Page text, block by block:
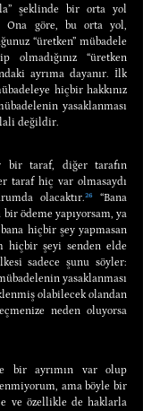
şeklinde bir orta yol
Ona göre, bu orta yol,
“üretken” mübadele
olmadığınız “üretken
ayrıma dayanır. İlk
hiçbir hakkınız
yasaklanması
değildir.
bir taraf, diğer tarafın
taraf hiç var olmasaydı
olacaktır.²⁶ “Bana
ödeme yapıyorsam, ya
hiçbir şey yapmasan
hiçbir şeyi senden elde
sadece şunu söyler:
yasaklanması
olabilecek olandan
neden oluyorsa
bir ayrımın var olup
ama böyle bir
ve özellikle de haklarla